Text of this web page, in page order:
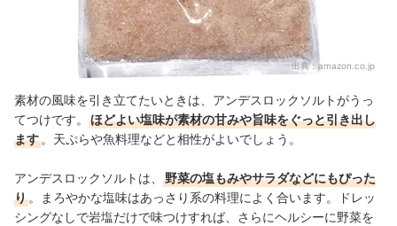
出典： amazon.co.jp
素材の風味を引き立てたいときは、アンデスロックソルトがうっ
てつけです。
ほどよい塩味が素材の甘みや旨味をぐっと引き出し
ます 。天ぷらや魚料理などと相性がよいでしょう。
アンデスロックソルトは、
野菜の塩もみやサラダなどにもぴった
り 。まろやかな塩味はあっさり系の料理によく合います。ドレッ
シングなしで岩塩だけで味つけすれば、さらにヘルシーに野菜を